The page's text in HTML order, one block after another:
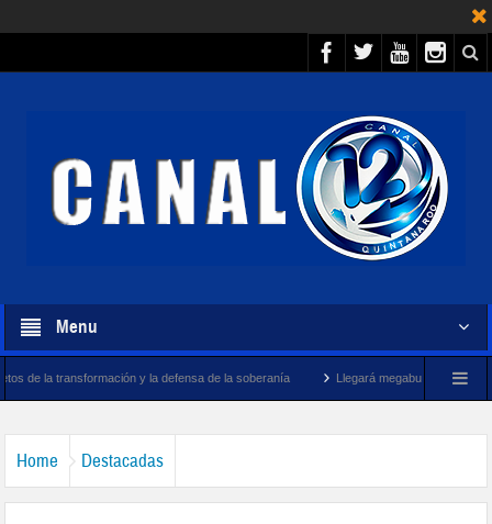
Menu
y la defensa de la soberanía Llegará megabuque sargacero de la Marina a
Home Destacadas